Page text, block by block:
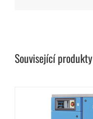
Související produkty